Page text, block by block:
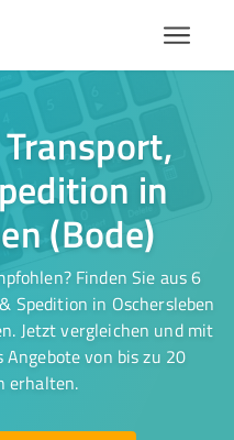
in
(Bode)
Finden Sie aus 6
Spedition in Oschersleben
Jetzt vergleichen und mit
von bis zu 20
erhalten.